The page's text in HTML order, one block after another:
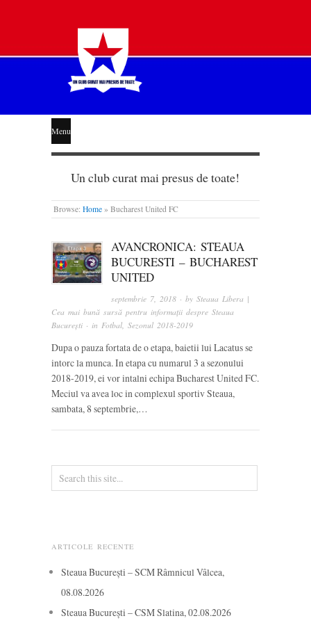
STEAUA
LIBERĂ
Menu
Un club curat mai presus de toate!
Browse: Home » Bucharest United FC
AVANCRONICA: STEAUA
BUCURESTI – BUCHAREST
UNITED
septembrie 7, 2018 · bySteaua Libera |
Cea mai bună sursă pentru informații despre Steaua
București · in Fotbal, Sezonul 2018-2019
Dupa o pauza fortata de o etapa, baietii lui Lacatus se
intorc la munca. In etapa cu numarul 3 a sezonului
2018-2019, ei vor intalni echipa Bucharest United FC.
Meciul va avea loc in complexul sportiv Steaua,
sambata, 8 septembrie,…
ARTICOLE RECENTE
Steaua București – SCM Râmnicul Vâlcea,
08.08.2026
Steaua București – CSM Slatina, 02.08.2026